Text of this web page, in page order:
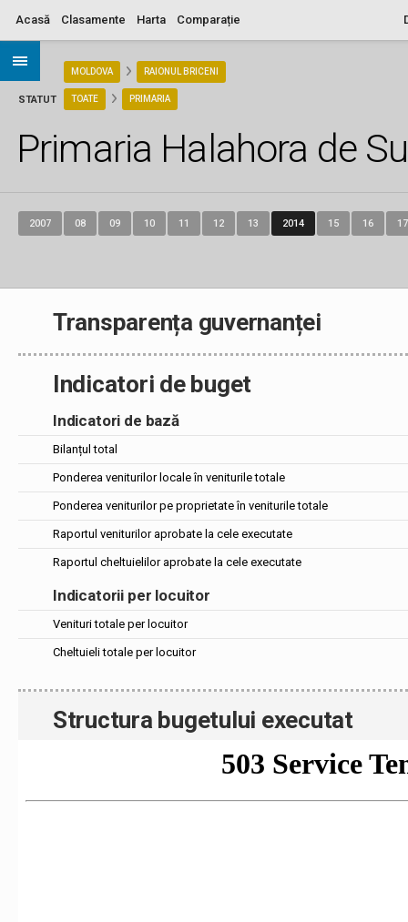
Acasă Clasamente Harta Comparație
STATUT
MOLDOVA RAIONUL BRICENI
TOATE PRIMARIA
Primaria Halahora de
2007 08 09 10 11 12 13 2014 15 16 17
Transparența guvernanței
Indicatori de buget
Indicatori de bază
Bilanțul total
Ponderea veniturilor locale în veniturile totale
Ponderea veniturilor pe proprietate în veniturile totale
Raportul veniturilor aprobate la cele executate
Raportul cheltuielilor aprobate la cele executate
Indicatorii per locuitor
Venituri totale per locuitor
Cheltuieli totale per locuitor
Structura bugetului executat